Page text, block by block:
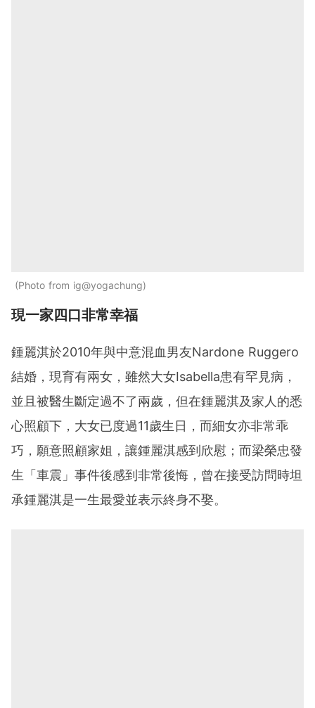
Photo from ig@yogachung
現一家四口非常幸福
鍾麗淇於2010年與中意混血男友Nardone Ruggero
結婚，現育有兩女，雖然大女Isabella患有罕見病，
並且被醫生斷定過不了兩歲，但在鍾麗淇及家人的悉
心照顧下，大女已度過11歲生日，而細女亦非常乖
巧，願意照顧家姐，讓鍾麗淇感到欣慰；而梁榮忠發
生「車震」事件後感到非常後悔，曾在接受訪問時坦
承鍾麗淇是一生最愛並表示終身不娶。